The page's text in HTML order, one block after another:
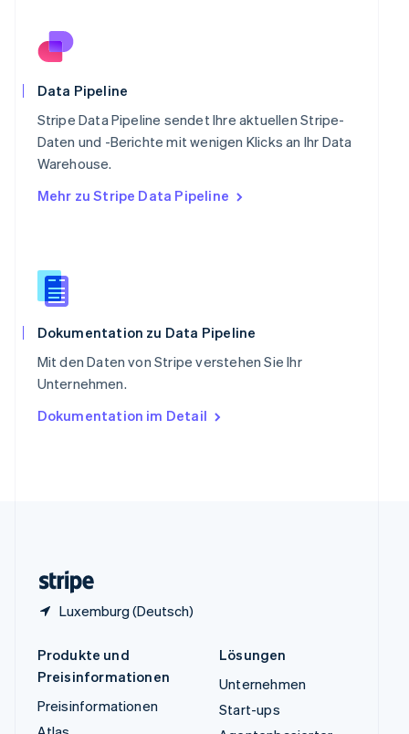
Data Pipeline
Stripe Data Pipeline sendet Ihre aktuellen Stripe-
Daten und -Berichte mit wenigen Klicks an Ihr Data
Warehouse.
Mehr zu Stripe Data Pipeline
Dokumentation zu Data Pipeline
Mit den Daten von Stripe verstehen Sie Ihr
Unternehmen.
Dokumentation im Detail
Luxemburg (Deutsch)
Schweden
Schweiz
Deutsch Français
Singapur
English 简体中文
Slowakei
English
Slowenien
English
Spanien
Español
Thailand
Tschechische Republik
English
English
Produkte und
Preisinformationen
Preisinformationen
Lösungen
Unternehmen
Start-ups